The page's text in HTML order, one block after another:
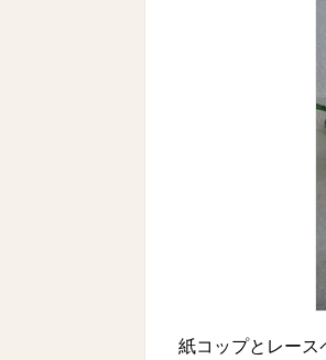
紙コップとレース